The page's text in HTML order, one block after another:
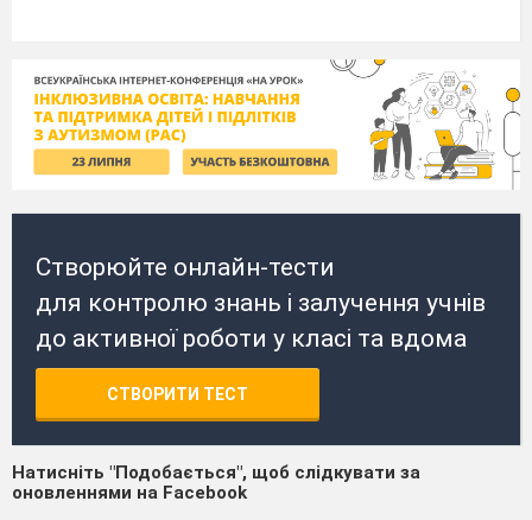
Створюйте онлайн-тести
для контролю знань і залучення учнів
до активної роботи у класі та вдома
СТВОРИТИ ТЕСТ
Натисніть "Подобається", щоб слідкувати за
оновленнями на Facebook